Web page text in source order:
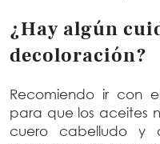
¿Hay algún
decoloración?
Recomiendo ir con
para que los aceites
cuero cabelludo y